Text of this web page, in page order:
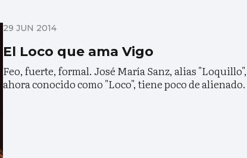
29 JUN 2014
El Loco que ama Vigo
Feo, fuerte, formal. José María Sanz, alias "Loquillo",
ahora conocido como "Loco", tiene poco de alienado.